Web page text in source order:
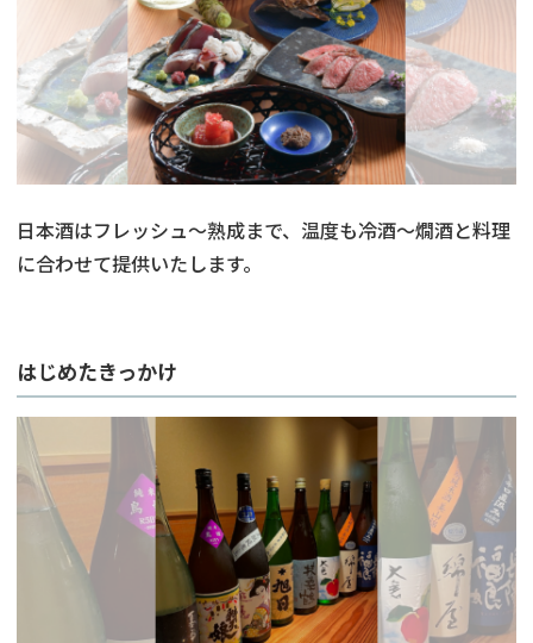
日本酒はフレッシュ～熟成まで、温度も冷酒～燗酒と料理
に合わせて提供いたします。
はじめたきっかけ